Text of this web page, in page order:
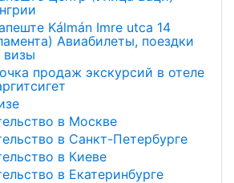
Kálmán Imre utca 14
Авиабилеты, поездки
визы
продаж экскурсий в отеле
в Москве
в Санкт-Петербурге
в Киеве
в Екатеринбурге